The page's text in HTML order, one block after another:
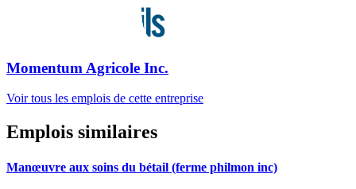
Momentum Agricole Inc.
Voir tous les emplois de cette entreprise
Emplois similaires
Manœuvre aux soins du bétail (ferme philmon inc)